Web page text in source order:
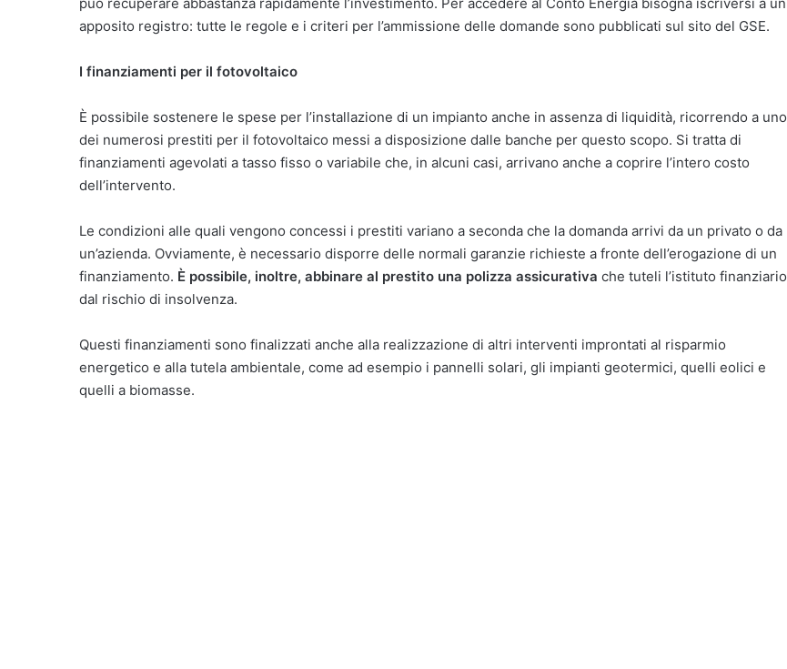
apposito registro: tutte le regole e i criteri per l’ammissione delle domande sono pubblicati sul sito del GSE.
I finanziamenti per il fotovoltaico
È possibile sostenere le spese per l’installazione di un impianto anche in assenza di liquidità, ricorrendo a uno
dei numerosi prestiti per il fotovoltaico messi a disposizione dalle banche per questo scopo. Si tratta di
finanziamenti agevolati a tasso fisso o variabile che, in alcuni casi, arrivano anche a coprire l’intero costo
dell’intervento.
Le condizioni alle quali vengono concessi i prestiti variano a seconda che la domanda arrivi da un privato o da
un’azienda. Ovviamente, è necessario disporre delle normali garanzie richieste a fronte dell’erogazione di un
finanziamento. È possibile, inoltre, abbinare al prestito una polizza assicurativa che tuteli l’istituto finanziario
dal rischio di insolvenza.
Questi finanziamenti sono finalizzati anche alla realizzazione di altri interventi improntati al risparmio
energetico e alla tutela ambientale, come ad esempio i pannelli solari, gli impianti geotermici, quelli eolici e
quelli a biomasse.